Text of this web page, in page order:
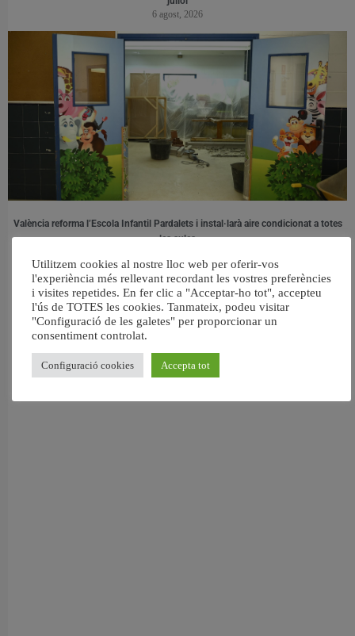
6 agost, 2026
València reforma l’Escola Infantil Pardalets i instal·larà aire condicionat a totes
les aules
Utilitzem cookies al nostre lloc web per oferir-vos
l'experiència més rellevant recordant les vostres preferències
i visites repetides. En fer clic a "Acceptar-ho tot", accepteu
l'ús de TOTES les cookies. Tanmateix, podeu visitar
"Configuració de les galetes" per proporcionar un
consentiment controlat.
Configuració cookies Accepta tot